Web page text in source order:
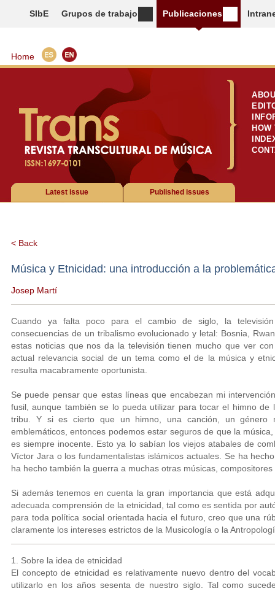
SIbE Grupos de trabajo Publicaciones
Home
Published issues
Latest issue
< Back
Música y Etnicidad: una introducción a la
Josep Martí
Cuando ya falta poco para el cambio de siglo, la televisión
consecuencias de un tribalismo evolucionado y letal: Bosnia,
estas noticias que nos da la televisión tienen mucho que ver
actual relevancia social de un tema como el de la música y
resulta macabramente oportunista.
Se puede pensar que estas líneas que encabezan mi
fusil, aunque también se lo pueda utilizar para tocar el himno
tribu. Y si es cierto que un himno, una canción, un género
emblemáticos, entonces podemos estar seguros de que la
es siempre inocente. Esto ya lo sabían los viejos atabales de
Víctor Jara o los fundamentalistas islámicos actuales. Se ha
ha hecho también la guerra a muchas otras músicas,
Si además tenemos en cuenta la gran importancia que está
adecuada comprensión de la etnicidad, tal como es sentida por
para toda política social orientada hacia el futuro, creo que una
claramente los intereses estrictos de la Musicología o la
1. Sobre la idea de etnicidad
El concepto de etnicidad es relativamente nuevo dentro del
utilizarlo en los años sesenta de nuestro siglo. Tal como